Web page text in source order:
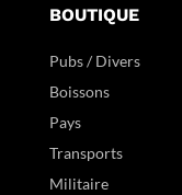
BOUTIQUE
Pubs / Divers
Boissons
Pays
Transports
Militaire